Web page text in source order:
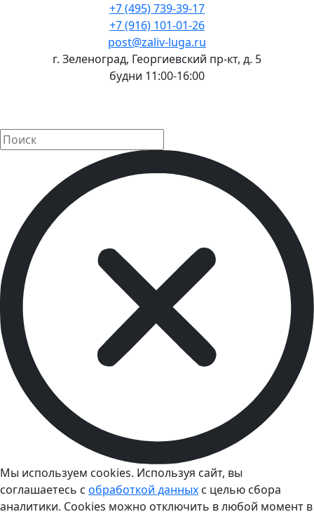
+7 (495) 739-39-17
+7 (916) 101-01-26
post@zaliv-luga.ru
г. Зеленоград, Георгиевский пр-кт, д. 5
будни 11:00-16:00
Мы используем cookies. Используя сайт, вы
соглашаетесь с обработкой данных с целью сбора
аналитики. Cookies можно отключить в любой момент в